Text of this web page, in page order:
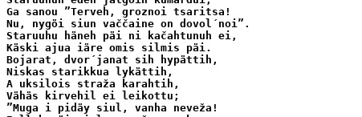
Ga sanou ”Terveh, groznoi tsaritsa!
Nu, nygöi siun vaččaine on dovol´noi”.
Staruuhu häneh päi ni kačahtunuh ei,
Käski ajua iäre omis silmis päi.
Bojarat, dvor´janat sih hypättih,
Niskas starikkua lykättih,
A uksilois straža karahtih,
Vähäs kirvehil ei leikottu;
”Muga i pidäy siul, vanha neveža!